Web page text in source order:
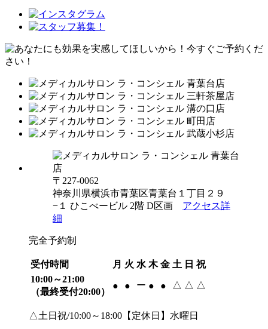
〒227-0062
神奈川県横浜市青葉区青葉台１丁目２９
−１ ひこべービル 2階 D区画 アクセス詳
細
完全予約制
受付時間 月 火 水 木 金 土 日 祝
10:00～21:00
（最終受付20:00）
● ● ー ● ● △ △ △
△土日祝/10:00～18:00【定休日】水曜日